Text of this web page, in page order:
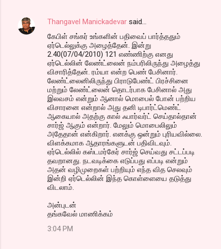
Thangavel Manickadevar said…
கேபிள் சங்கர் உங்களின் பதிவைப் பார்த்ததும்
ஏர்டெல்லுக்கு அழைத்தேன். இன்று
2.40(07/04/2010) 121 எண்ணிற்கு எனது
ஏர்டெல்லின் லேண்ட்லைன் நம்பரிலிருந்து அழைத்து
விசாரித்தேன். ரம்யா என்ற பெண் பேசினார்.
லேண்ட்லைனிலிருந்து பிராடுபேண்ட் பிரச்சினை
மற்றும் லேண்ட்லைன் தொடர்பாக பேசினால் அது
இலவசம் என்றும் ஆனால் மொபைல் போன் பற்றிய
விசாரனை என்றால் அது தனி டிபார்ட்மெண்ட்
ஆகையால் அதற்கு கால் ஃபார்வர்ட் செய்தால்தான்
சார்ஜ் ஆகும் என்றார். மேலும் மொபைலிலும்
அதேதான் என்கிறார். எனக்கு ஒன்றும் புரியவில்லை.
விளக்கமாக ஆதாரங்களுடன் பதிவிடவும்.
ஏர்டெல்லில் கஸ்டமர்கேர் சார்ஜ் செய்வது சட்டப்படி
தவறானது. நடவடிக்கை எடுப்பது எப்படி என்றும்
அதன் வழிமுறைகள் பற்றியும் எந்த வித செலவும்
இன்றி ஏர்டெல்லின் இந்த கொள்ளையை தடுத்து
விடலாம்.
அன்புடன்
தங்கவேல் மாணிக்கம்
3:04 PM